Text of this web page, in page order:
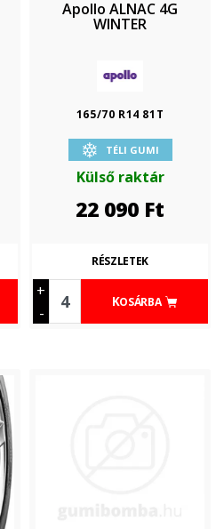
Apollo ALNAC 4G
WINTER
165/70 R14 81T
TÉLI GUMI
Külső raktár
22 090 Ft
+
-
KOSÁRBA
RÉSZLETEK